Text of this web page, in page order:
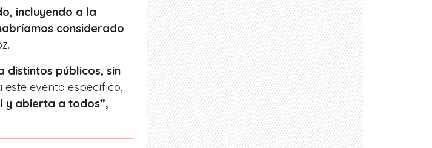
incluyendo a la
considerado
distintos públicos, sin
evento específico,
y abierta a todos”,